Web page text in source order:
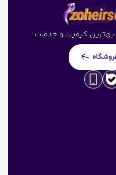
بهترین کیفیت و خدمات